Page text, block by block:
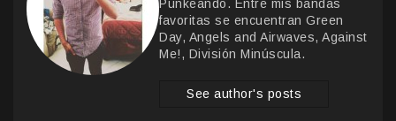
Punkeando. Entre mis bandas
favoritas se encuentran Green
Day, Angels and Airwaves, Against
Me!, División Minúscula.
See author's posts